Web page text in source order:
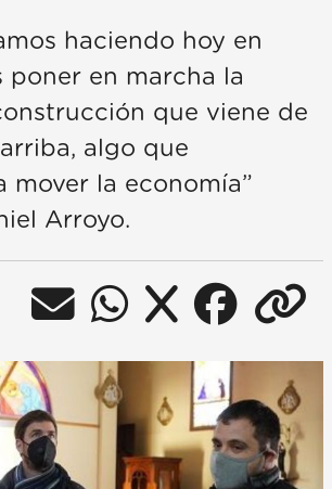
haciendo hoy en
poner en marcha la
que viene de
algo que
mover la economía”
Arroyo.